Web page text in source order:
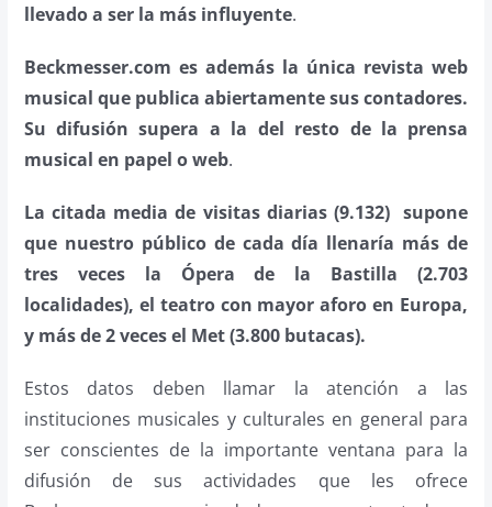
llevado a ser la más influyente.
Beckmesser.com es además la única revista web
musical que publica abiertamente sus contadores.
Su difusión supera a la del resto de la prensa
musical en papel o web.
La citada media de visitas diarias (9.132) supone
que nuestro público de cada día llenaría más de
tres veces la Ópera de la Bastilla (2.703
localidades), el teatro con mayor aforo en Europa,
y más de 2 veces el Met (3.800 butacas).
Estos datos deben llamar la atención a las
instituciones musicales y culturales en general para
ser conscientes de la importante ventana para la
difusión de sus actividades que les ofrece